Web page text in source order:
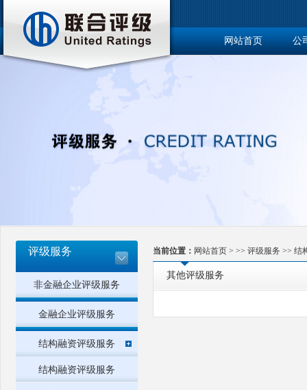
网站首页 公
评级服务
非金融企业评级服务
金融企业评级服务
结构融资评级服务
结构融资评级服务
当前位置： 网站首页 > >> 评级服务 >> 结
其他评级服务